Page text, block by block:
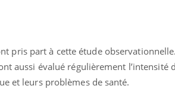
pris part à cette étude
aussi évalué régulièrement l’intensité
et leurs problèmes de santé.